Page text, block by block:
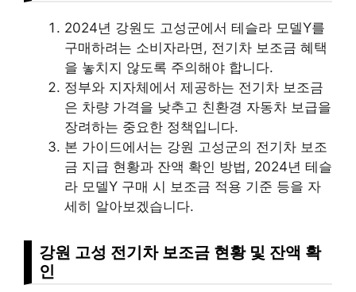
2024년 강원도 고성군에서 테슬라 모델Y를
구매하려는 소비자라면, 전기차 보조금 혜택
을 놓치지 않도록 주의해야 합니다.
정부와 지자체에서 제공하는 전기차 보조금
은 차량 가격을 낮추고 친환경 자동차 보급을
장려하는 중요한 정책입니다.
본 가이드에서는 강원 고성군의 전기차 보조
금 지급 현황과 잔액 확인 방법, 2024년 테슬
라 모델Y 구매 시 보조금 적용 기준 등을 자
세히 알아보겠습니다.
강원 고성 전기차 보조금 현황 및 잔액 확
인